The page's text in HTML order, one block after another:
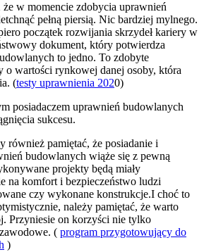
że w momencie zdobycia uprawnień
pełną piersią. Nic bardziej mylnego.
początek rozwijania skrzydeł kariery w
dokument, który potwierdza
to jedno. To zdobyte
o wartości rynkowej danej osoby, która
(testy uprawnienia 2020)
posiadaczem uprawnień budowlanych
sukcesu.
również pamiętać, że posiadanie i
budowlanych wiąże się z pewną
projekty będą miały
na komfort i bezpieczeństwo ludzi
czy wykonane konstrukcje.I choć to
należy pamiętać, że warto
Przyniesie on korzyści nie tylko
( program przygotowujący do
)